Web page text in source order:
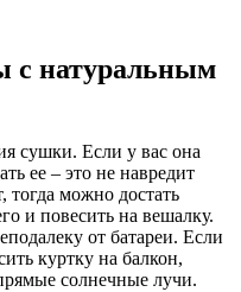
с натуральным
сушки. Если у вас она
ее – это не навредит
тогда можно достать
и повесить на вешалку.
от батареи. Если
куртку на балкон,
солнечные лучи.